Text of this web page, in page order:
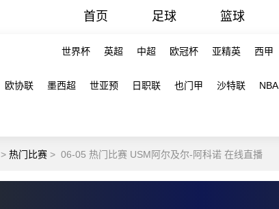
首页 足球 篮球
世界杯 英超 中超 欧冠杯 亚精英 西甲
欧协联 墨西超 世亚预 日职联 也门甲 沙特联 NBA
> 热门比赛 > 06-05 热门比赛 USM阿尔及尔-阿科诺 在线直播